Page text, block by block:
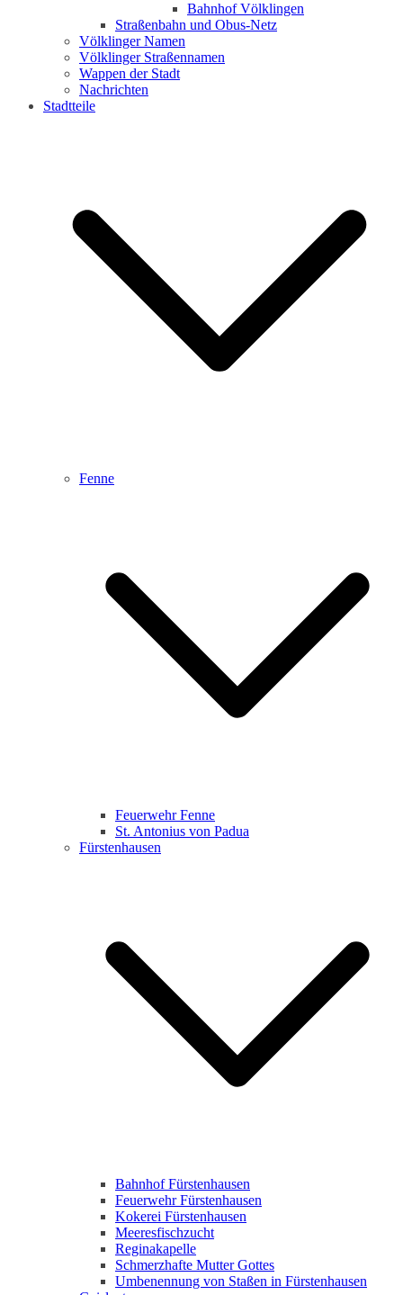
Bahnhof Völklingen
Straßenbahn und Obus-Netz
Völklinger Namen
Völklinger Straßennamen
Wappen der Stadt
Nachrichten
Stadtteile
Fenne
Feuerwehr Fenne
St. Antonius von Padua
Fürstenhausen
Bahnhof Fürstenhausen
Feuerwehr Fürstenhausen
Kokerei Fürstenhausen
Meeresfischzucht
Reginakapelle
Schmerzhafte Mutter Gottes
Umbenennung von Staßen in Fürstenhausen